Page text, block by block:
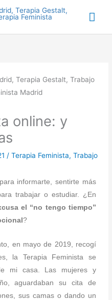
online: y
/Terapia Feminista,Trabajo
informarte, sentirte más
trabajar o estudiar. ¿En
el “no tengo tiempo”
?
en mayo de 2019, recogí
la Terapia Feminista se
mi casa. Las mujeres y
aguardaban su cita de
sus camas o dando un